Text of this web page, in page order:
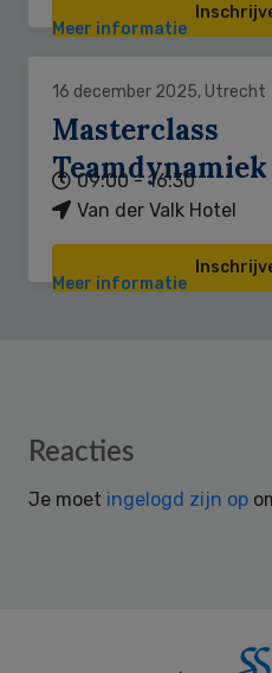
Meer informatie
16 december 2025, Utrecht
Masterclass
Teamdynamiek
09:00 - 16:30
Van der Valk Hotel
Meer informatie
Reader
Reacties
Je moet ingelogd zijn op